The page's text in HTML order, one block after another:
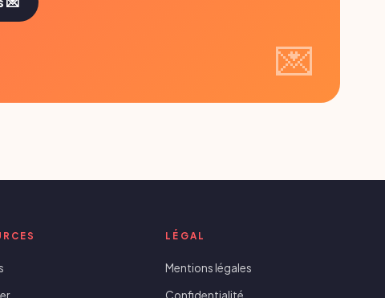
LÉGAL
Mentions légales
Confidentialité